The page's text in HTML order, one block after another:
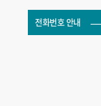
전화번호 안내